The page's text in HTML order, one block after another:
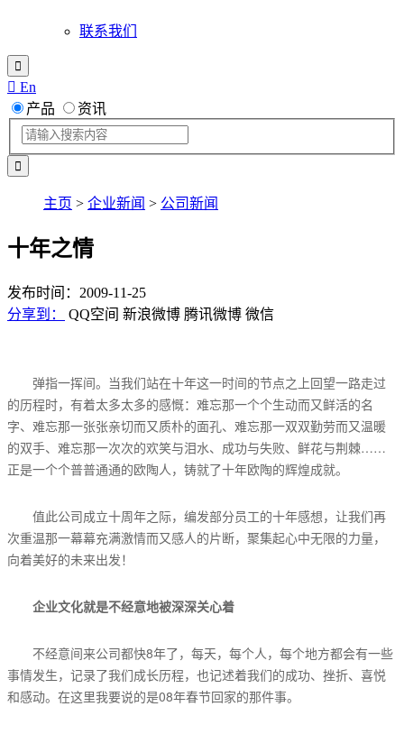
联系我们

 En
产品
资讯
主页 > 企业新闻 > 公司新闻
十年之情
发布时间：2009-11-25
分享到：
QQ空间 新浪微博 腾讯微博 微信
弹指一挥间。当我们站在十年这一时间的节点之上回望一路走过
的历程时，有着太多太多的感慨：难忘那一个个生动而又鲜活的名
字、难忘那一张张亲切而又质朴的面孔、难忘那一双双勤劳而又温暖
的双手、难忘那一次次的欢笑与泪水、成功与失败、鲜花与荆棘……
正是一个个普普通通的欧陶人，铸就了十年欧陶的辉煌成就。
值此公司成立十周年之际，编发部分员工的十年感想，让我们再
次重温那一幕幕充满激情而又感人的片断，聚集起心中无限的力量，
向着美好的未来出发！
企业文化就是不经意地被深深关心着
不经意间来公司都快8年了，每天，每个人，每个地方都会有一些
事情发生，记录了我们成长历程，也记述着我们的成功、挫折、喜悦
和感动。在这里我要说的是08年春节回家的那件事。